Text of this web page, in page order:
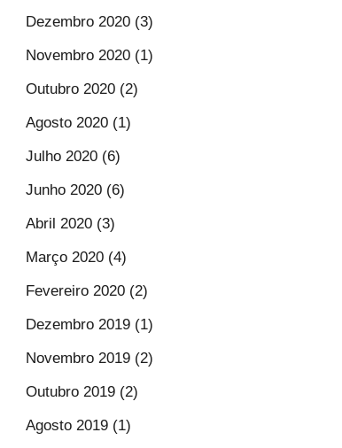
Dezembro 2020 (3)
Novembro 2020 (1)
Outubro 2020 (2)
Agosto 2020 (1)
Julho 2020 (6)
Junho 2020 (6)
Abril 2020 (3)
Março 2020 (4)
Fevereiro 2020 (2)
Dezembro 2019 (1)
Novembro 2019 (2)
Outubro 2019 (2)
Agosto 2019 (1)